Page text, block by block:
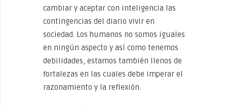
cambiar y aceptar con inteligencia las
contingencias del diario vivir en
sociedad. Los humanos no somos iguales
en ningún aspecto y así como tenemos
debilidades, estamos también llenos de
fortalezas en las cuales debe imperar el
razonamiento y la reflexión.